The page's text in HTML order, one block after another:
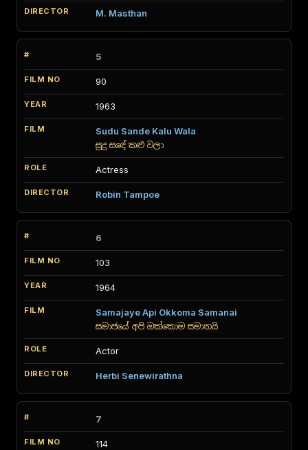
M. Masthan
5
90
1963
Sudu Sande Kalu Wala
සුදු සඳේ කළු වලා
Actress
Robin Tampoe
6
103
1964
Samajaye Api Okkoma Samanai
සමාජයේ අපි ඔක්කොම සමානයි
Actor
Herbi Senewirathna
7
114